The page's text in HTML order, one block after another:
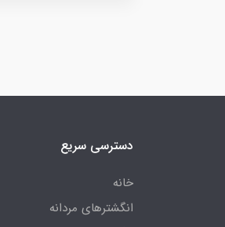
دسترسی سریع
خانه
انگشترهای مردانه